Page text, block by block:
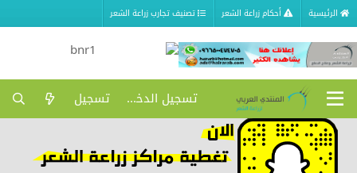
الرئيسية أحكام زراعة الشعر تصنيف تجارب زراعة الشعر
تسجيل الدخول تسجيل